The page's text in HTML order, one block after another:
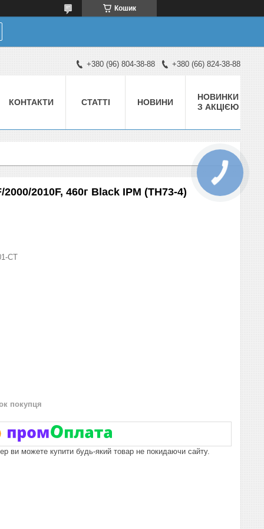
Кошик
+380 (96) 804-38-88 +380 (66) 824-38-88
КОНТАКТИ СТАТТІ НОВИНИ
НОВИНКИ
З АКЦІЄЮ
2010F, 460г Black IPM (TH73-4)
СТ
покупця
ви можете купити будь-який товар не покидаючи сайту.